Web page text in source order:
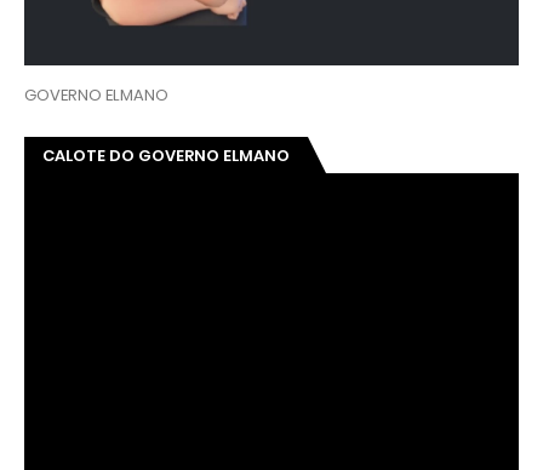
GOVERNO ELMANO
CALOTE DO GOVERNO ELMANO